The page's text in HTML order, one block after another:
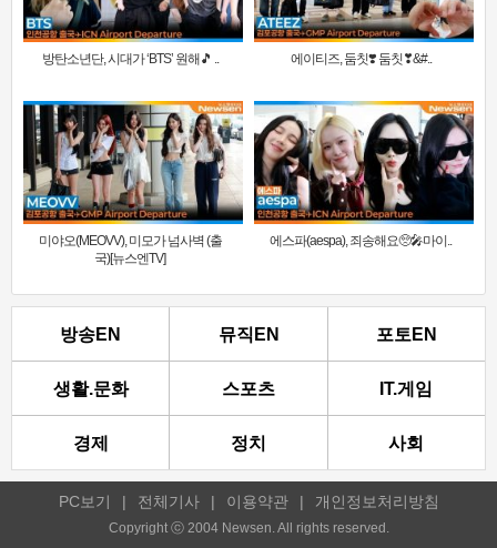
방탄소년단, 시대가 ‘BTS’ 원해🎵 .. 에이티즈, 둠칫❣️ 둠칫❣&#..
미야오(MEOVV), 미모가 넘사벽 (출
국)[뉴스엔TV]
에스파(aespa), 죄송해요🥺🎤마이..
방송EN 뮤직EN 포토EN
생활.문화 스포츠 IT.게임
경제 정치 사회
PC보기 | 전체기사 | 이용약관 | 개인정보처리방침
Copyright ⓒ 2004 Newsen. All rights reserved.